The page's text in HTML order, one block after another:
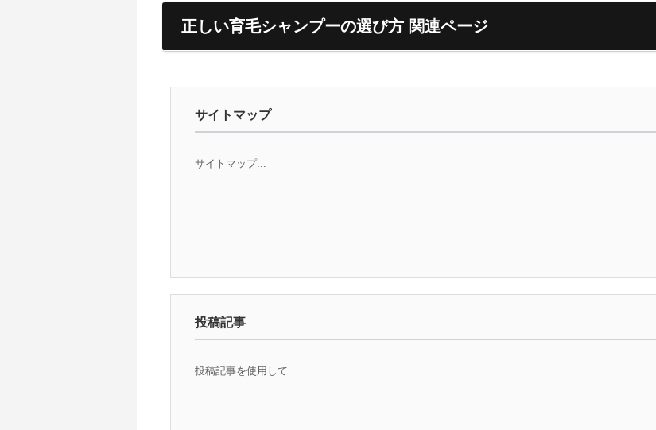
正しい育毛シャンプーの選び方 関連ページ
サイトマップ
サイトマップ...
投稿記事
投稿記事を使用して...